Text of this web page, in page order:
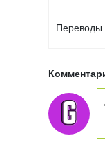
Переводы